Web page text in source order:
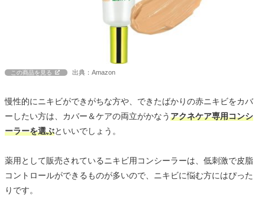
この商品を見る 出典：Amazon
慢性的にニキビができがちな方や、できたばかりの赤ニキビをカバ
ーしたい方は、カバー＆ケアの両立がかなうアクネケア専用コンシ
ーラーを選ぶといいでしょう。
薬用として販売されているニキビ用コンシーラーは、低刺激で皮脂
コントロールができるものが多いので、ニキビに悩む方にはぴった
りです。